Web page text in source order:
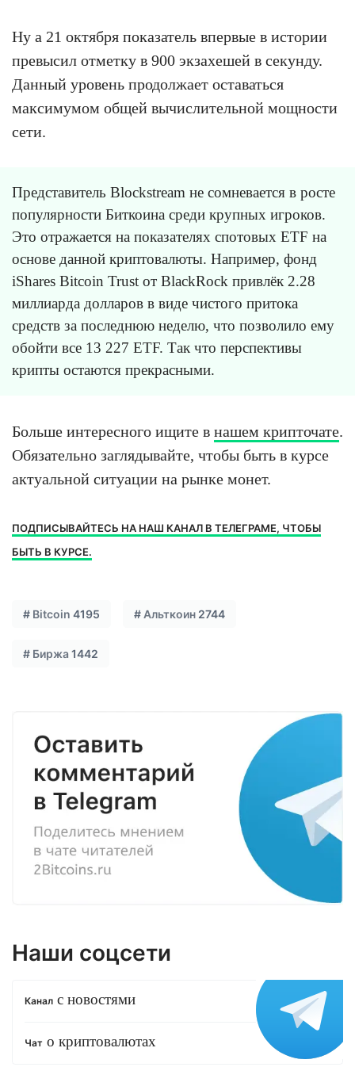
Ну а 21 октября показатель впервые в истории
превысил отметку в 900 экзахешей в секунду.
Данный уровень продолжает оставаться
максимумом общей вычислительной мощности
сети.
Представитель Blockstream не сомневается в росте
популярности Биткоина среди крупных игроков.
Это отражается на показателях спотовых ETF на
основе данной криптовалюты. Например, фонд
iShares Bitcoin Trust от BlackRock привлёк 2.28
миллиарда долларов в виде чистого притока
средств за последнюю неделю, что позволило ему
обойти все 13 227 ETF. Так что перспективы
крипты остаются прекрасными.
Больше интересного ищите в нашем крипточате.
Обязательно заглядывайте, чтобы быть в курсе
актуальной ситуации на рынке монет.
ПОДПИСЫВАЙТЕСЬ НА НАШ КАНАЛ В ТЕЛЕГРАМЕ, ЧТОБЫ
БЫТЬ В КУРСЕ.
# Bitcoin 4195 # Альткоин 2744
# Биржа 1442
Наши соцсети
Канал с новостями
Чат о криптовалютах